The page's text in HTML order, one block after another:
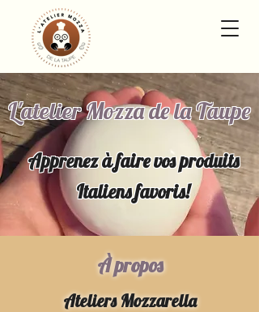
L'atelier Mozza de la Taupe
Apprenez à faire vos produits
Italiens favoris!
À propos
Ateliers Mozzarella